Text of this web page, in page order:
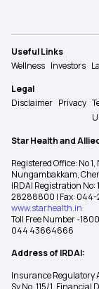
Useful Links
Wellness Investors
Legal
Disclaimer Privacy
Star Health and
Registered Office: No
Nungambakkam,
IRDAI Registration
28288800 | Fax:
www.starhealth.in
Toll Free Number -
044 43664666
Address of IRDAI:
Insurance Regulatory